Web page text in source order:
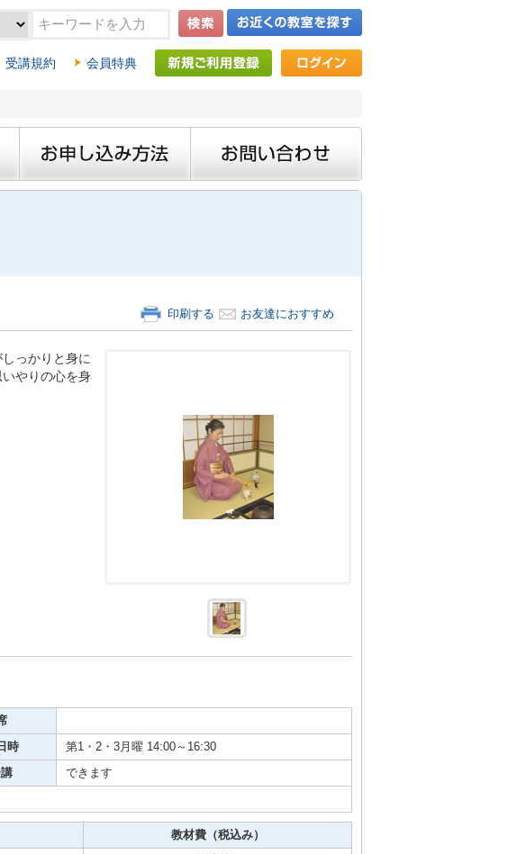
受講規約 会員特典
印刷する
お友達におすすめ
っかりと身に
やりの心を身
時 第1・2・3月曜 14:00～16:30
できます
教材費（税込み）